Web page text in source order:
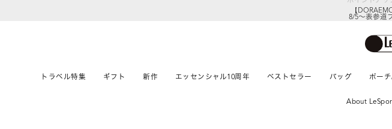
【
8/5～表参道
トラベル特集 ギフト 新作 エッセンシャル10周年 ベストセラー バッグ ポー
About